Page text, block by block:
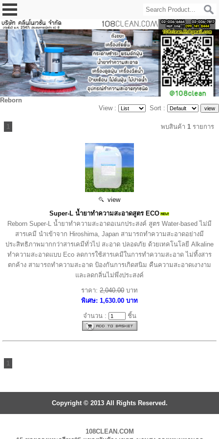
Reborn
View :
Sort :
1 พบสินค้า 1 รายการ
view
Super-L น้ำยาทำความสะอาดสูตร ECO
Reborn Super-L น้ำยาทำความสะอาดอเนกประสงค์ สูตร Water-based ไม่มี
สารเคมี นำเข้าจาก Hiroshima, Japan สามารถทำความสะอาดอย่างมี
ประสิทธิภาพมากกว่าสารเคมีทั่วไป สะอาด ปลอดภัย ด้วยเทคโนโลยี Alkaline
ทำความสะอาดแบบ Eco ลดการใช้สารเคมีในการทำความสะอาด ไม่ทิ้งสาร
ตกค้าง สามารถทำความสะอาด ป้องกันการเกิดสนิม คืนความสะอาดเงางาม
และลดกลิ่นไม่พึ่งประสงค์
ราคา: 2,040.00 บาท
พิเศษ: 1,630.00 บาท
จำนวน : ชิ้น
1
Copyright © 2013 All Rights Reserved.
108CLEAN.COM